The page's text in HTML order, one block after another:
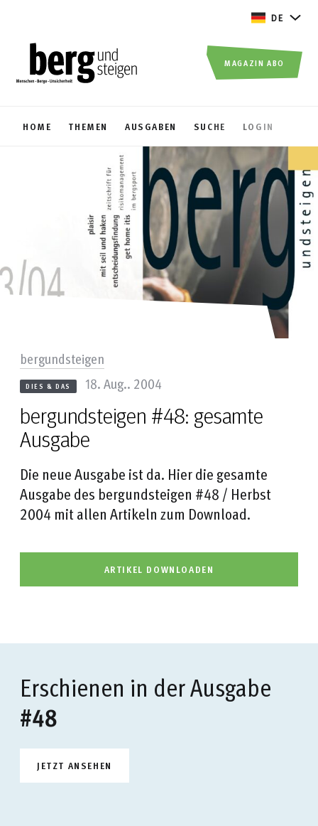
DE
HOME THEMEN AUSGABEN SUCHE LOGIN
MAGAZIN ABO
bergundsteigen #48: gesamte
Ausgabe
DIES & DAS 18. Aug.. 2004
bergundsteigen
Die neue Ausgabe ist da. Hier die gesamte
Ausgabe des bergundsteigen #48 / Herbst
2004 mit allen Artikeln zum Download.
ARTIKEL DOWNLOADEN
Erschienen in der Ausgabe
#48
JETZT ANSEHEN